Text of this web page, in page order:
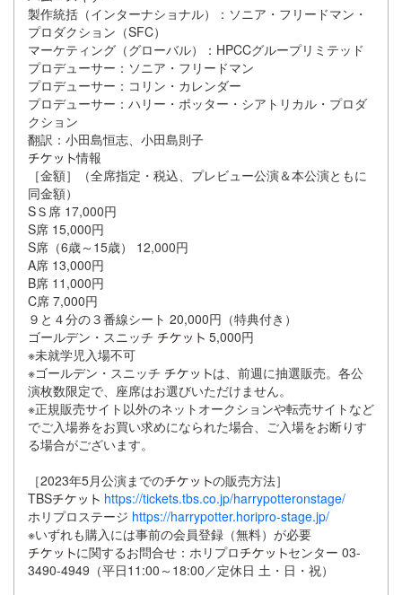
製作統括（インターナショナル）：ソニア・フリードマン・
プロダクション（SFC）
マーケティング（グローバル）：HPCCグループリミテッド
プロデューサー：ソニア・フリードマン
プロデューサー：コリン・カレンダー
プロデューサー：ハリー・ポッター・シアトリカル・プロダ
クション
翻訳：小田島恒志、小田島則子
情報
［金額］（全席指定・税込、プレビュー公演＆本公演ともに
同金額）
SＳ席 17,000円
S席 15,000円
S席（6歳～15歳） 12,000円
A席 13,000円
B席 11,000円
C席 7,000円
９と４分の３番線シート 20,000円（特典付き）
ゴールデン・スニッチ
5,000円
※未就学児入場不可
※ゴールデン・スニッチ
は、前週に抽選販売。各公
演枚数限定で、座席はお選びいただけません。
※正規販売サイト以外のネットオークションや転売サイトなど
でご入場券をお買い求めになられた場合、ご入場をお断りす
る場合がございます。
［2023年5月公演までの
の販売方法］
TBS
https://tickets.tbs.co.jp/harrypotteronstage/
ホリプロステージ https://harrypotter.horipro-stage.jp/
※いずれも購入には事前の会員登録（無料）が必要
に関するお問合せ：ホリプロ
センター 03-
3490-4949（平日11:00～18:00／定休日 土・日・祝）